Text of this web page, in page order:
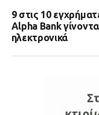
9 στις 10
Alpha Bank
ηλεκτρονικά